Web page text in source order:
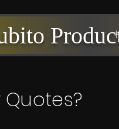
Quotes?